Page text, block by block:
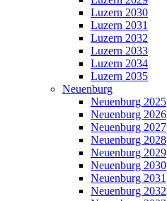
Luzern 2030
Luzern 2031
Luzern 2032
Luzern 2033
Luzern 2034
Luzern 2035
Neuenburg
Neuenburg 2025
Neuenburg 2026
Neuenburg 2027
Neuenburg 2028
Neuenburg 2029
Neuenburg 2030
Neuenburg 2031
Neuenburg 2032